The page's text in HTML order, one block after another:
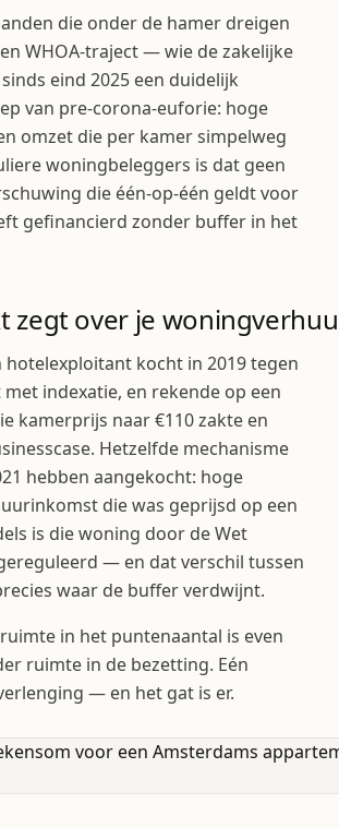
die onder de hamer dreigen
WHOA-traject — wie de zakelijke
eind 2025 een duidelijk
van pre-corona-euforie: hoge
omzet die per kamer simpelweg
woningbeleggers is dat geen
die één-op-één geldt voor
gefinancierd zonder buffer in het
zegt over je
kocht in 2019 tegen
indexatie, en rekende op een
kamerprijs naar €110 zakte en
Hetzelfde mechanisme
hebben aangekocht: hoge
die was geprijsd op een
is die woning door de Wet
— en dat verschil tussen
waar de buffer verdwijnt.
in het puntenaantal is even
ruimte in de bezetting. Eén
— en het gat is er.